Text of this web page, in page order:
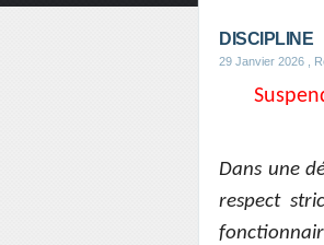
DISCIPLINE
29 Janvier 2026 ,
Dans une
respect